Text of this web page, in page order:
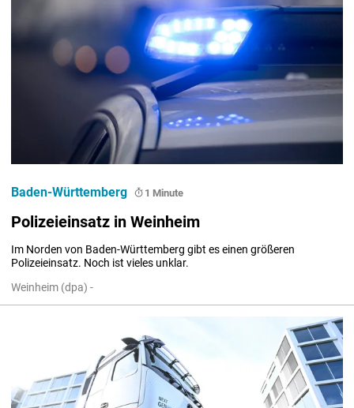
Polizeieinsatz in Weinheim
Im Norden von Baden-Württemberg gibt es einen größeren
Polizeieinsatz. Noch ist vieles unklar.
Weinheim (dpa) -
Baden-Württemberg 1 Minute